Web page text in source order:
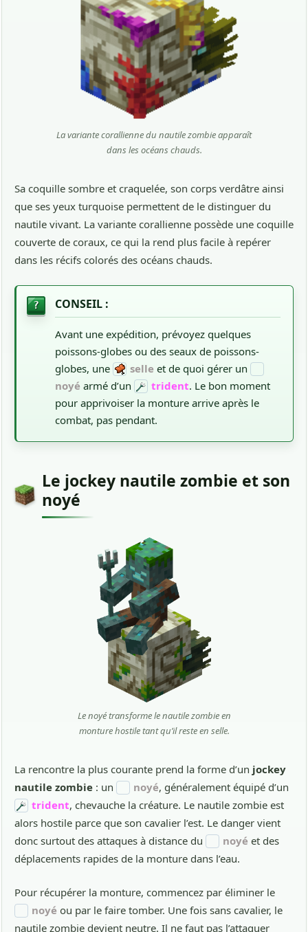
La variante corallienne du nautile zombie apparaît
dans les océans chauds.
Sa coquille sombre et craquelée, son corps verdâtre ainsi
que ses yeux turquoise permettent de le distinguer du
nautile vivant. La variante corallienne possède une coquille
couverte de coraux, ce qui la rend plus facile à repérer
dans les récifs colorés des océans chauds.
CONSEIL :
Avant une expédition, prévoyez quelques
poissons-globes ou des seaux de poissons-
globes, une
selle et de quoi gérer un
noyé armé d’un trident. Le bon moment
pour apprivoiser la monture arrive après le
combat, pas pendant.
Le jockey nautile zombie et son
noyé
Le noyé transforme le nautile zombie en
monture hostile tant qu’il reste en selle.
La rencontre la plus courante prend la forme d’un jockey
nautile zombie : un noyé, généralement équipé d’un
trident, chevauche la créature. Le nautile zombie est
alors hostile parce que son cavalier l’est. Le danger vient
donc surtout des attaques à distance du
noyé et des
déplacements rapides de la monture dans l’eau.
Pour récupérer la monture, commencez par éliminer le
noyé ou par le faire tomber. Une fois sans cavalier, le
nautile zombie devient neutre. Il ne faut pas l’attaquer